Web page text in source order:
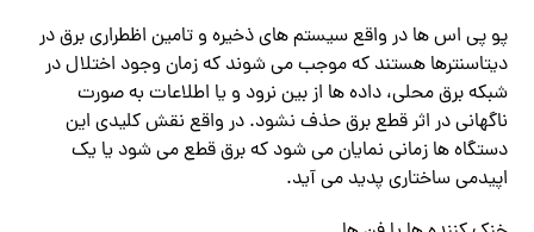
پو پی اس ها در واقع سیستم های ذخیره و تامین اظطراری برق در
دیتاسنترها هستند که موجب می شوند که زمان وجود اختلال در
شبکه برق محلی، داده ها از بین نرود و یا اطلاعات به صورت
ناگهانی در اثر قطع برق حذف نشود. در واقع نقش کلیدی این
دستگاه ها زمانی نمایان می شود که برق قطع می شود یا یک
اپیدمی ساختاری پدید می آید.